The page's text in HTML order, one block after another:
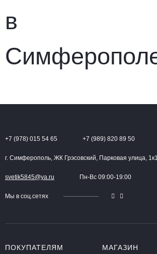
+7 (978) 015 54 65 +7 (989) 820 89 50
г. Симферополь, ЖК Грэсовский, Парковая улица, 1к1
svetik5845@ya.ru Пн-Вс 09:00-19:00
Мы в соц.сетях
ПОКУПАТЕЛЯМ МАГАЗИН